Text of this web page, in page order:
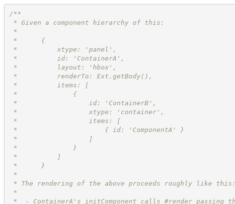
/**
* Given a component hierarchy of this:
*
*      {
*          xtype: 'panel',
*          id: 'ContainerA',
*          layout: 'hbox',
*          renderTo: Ext.getBody(),
*          items: [
*              {
*                  id: 'ContainerB',
*                  xtype: 'container',
*                  items: [
*                      { id: 'ComponentA' }
*                  ]
*              }
*          ]
*      }
*
* The rendering of the above proceeds roughly like this:
*
*  - ContainerA's initComponent calls #render passing